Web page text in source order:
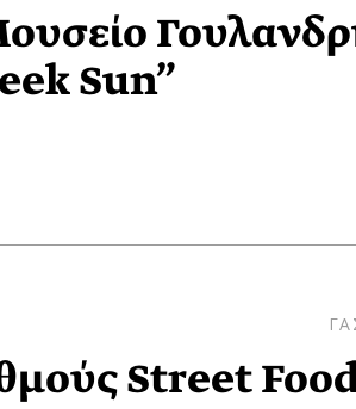
Sun”
Street